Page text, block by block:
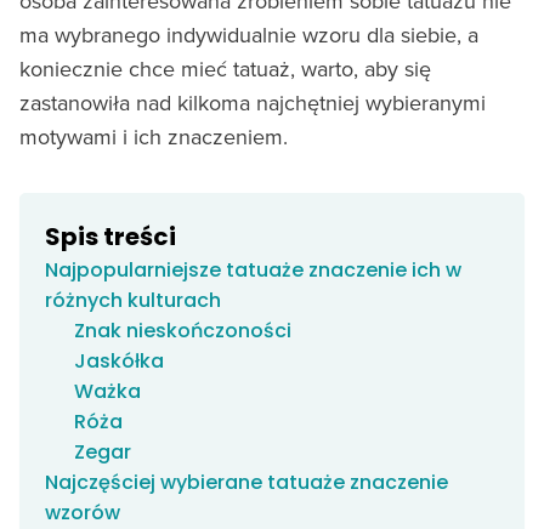
ma wybranego indywidualnie wzoru dla siebie, a
koniecznie chce mieć tatuaż, warto, aby się
zastanowiła nad kilkoma najchętniej wybieranymi
motywami i ich znaczeniem.
Spis treści
Najpopularniejsze tatuaże znaczenie ich w
różnych kulturach
Znak nieskończoności
Jaskółka
Ważka
Róża
Zegar
Najczęściej wybierane tatuaże znaczenie
wzorów